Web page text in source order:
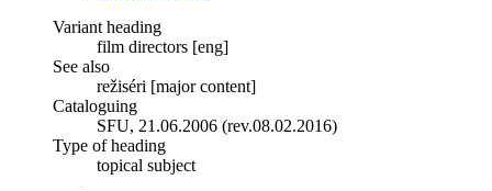
Variant heading
film directors [eng]
See also
režiséri [major content]
Cataloguing
SFU, 21.06.2006 (rev.08.02.2016)
Type of heading
topical subject